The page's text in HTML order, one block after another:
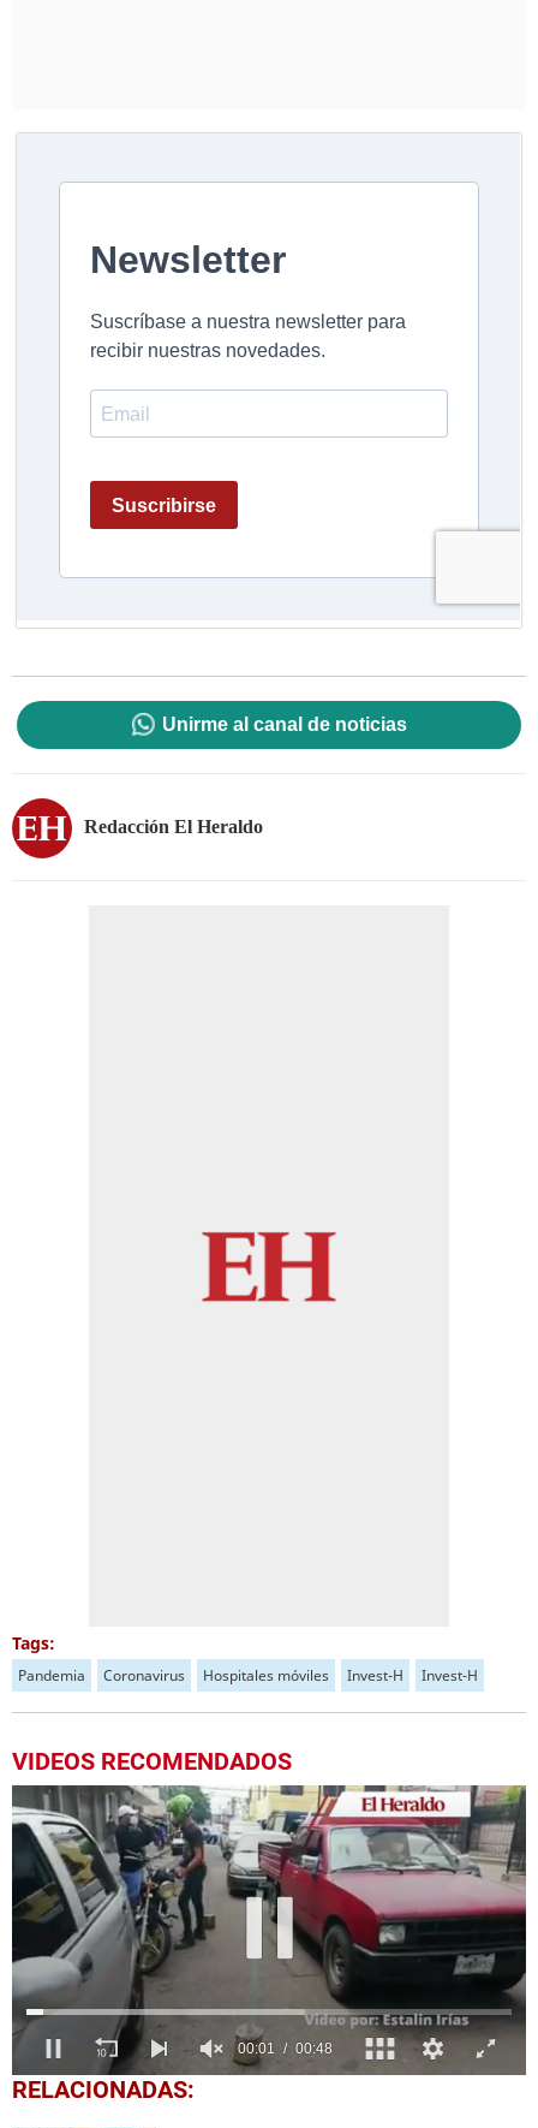
Unirme al canal de noticias
Redacción El Heraldo
Tags:
Pandemia Coronavirus Hospitales móviles Invest-H Invest-H
VIDEOS RECOMENDADOS
0
seconds
RELACIONADAS: